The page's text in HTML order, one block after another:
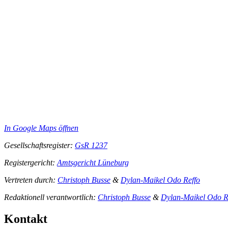
In Google Maps öffnen
Gesellschaftsregister: GsR 1237
Registergericht: Amtsgericht Lüneburg
Vertreten durch: Christoph Busse & Dylan-Maikel Odo Reffo
Redaktionell verantwortlich: Christoph Busse & Dylan-Maikel Odo
Kontakt